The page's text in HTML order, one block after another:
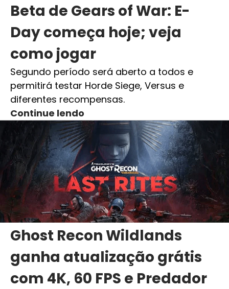
Beta de Gears of War: E-
Day começa hoje; veja
como jogar
Segundo período será aberto a todos e
permitirá testar Horde Siege, Versus e
diferentes recompensas.
Continue lendo
Ghost Recon Wildlands
ganha atualização grátis
com 4K, 60 FPS e Predador